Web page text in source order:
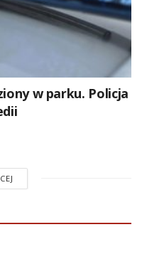
w parku. Policja